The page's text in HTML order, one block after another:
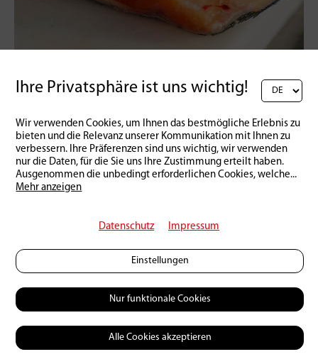
Schweiz | Produkte 16 | 03 | 2026
Ihre Privatsphäre ist uns wichtig!
Wir verwenden Cookies, um Ihnen das bestmögliche Erlebnis zu
bieten und die Relevanz unserer Kommunikation mit Ihnen zu
verbessern. Ihre Präferenzen sind uns wichtig, wir verwenden
nur die Daten, für die Sie uns Ihre Zustimmung erteilt haben.
Ausgenommen die unbedingt erforderlichen Cookies, welche...
Mehr anzeigen
Datenschutz Impressum
Einstellungen
Nur funktionale Cookies
Alle Cookies akzeptieren